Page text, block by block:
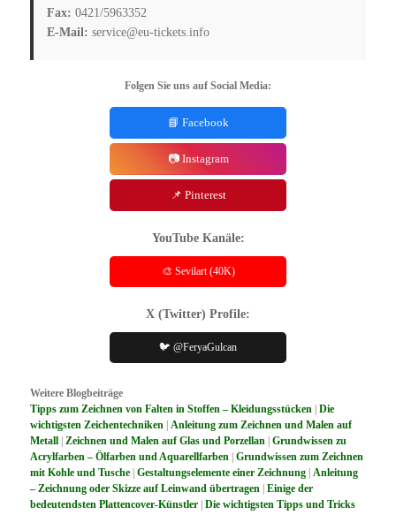
Fax: 0421/5963352
E-Mail: service@eu-tickets.info
Folgen Sie uns auf Social Media:
📘 Facebook
📷 Instagram
📌 Pinterest
YouTube Kanäle:
🎨 Sevilart (40K)
X (Twitter) Profile:
🐦 @FeryaGulcan
Weitere Blogbeiträge
Tipps zum Zeichnen von Falten in Stoffen – Kleidungsstücken |Die
wichtigsten Zeichentechniken |Anleitung zum Zeichnen und Malen auf
Metall |Zeichnen und Malen auf Glas und Porzellan |Grundwissen zu
Acrylfarben – Ölfarben und Aquarellfarben |Grundwissen zum Zeichnen
mit Kohle und Tusche |Gestaltungselemente einer Zeichnung |Anleitung
– Zeichnung oder Skizze auf Leinwand übertragen |Einige der
bedeutendsten Plattencover-Künstler |Die wichtigsten Tipps und Tricks